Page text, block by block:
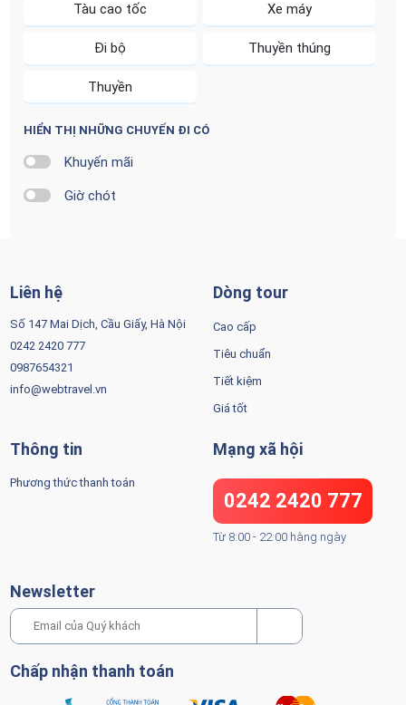
Tàu cao tốc Xe máy
Đi bộ Thuyền thúng
Thuyền
HIỂN THỊ NHỮNG CHUYẾN ĐI CÓ
Khuyến mãi
Giờ chót
Liên hệ
Số 147 Mai Dịch, Cầu Giấy, Hà Nội
0242 2420 777
0987654321
info@webtravel.vn
Dòng tour
Cao cấp
Tiêu chuẩn
Tiết kiệm
Giá tốt
Thông tin
Phương thức thanh toán
Mạng xã hội
0242 2420 777
Từ 8:00 - 22:00 hàng ngày
Newsletter
Chấp nhận thanh toán